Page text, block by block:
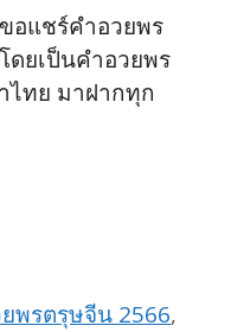
อแชร์คำอวยพร
ดยเป็นคำอวยพร
ทย มาฝากทุก
พรตรุษจีน 2566,